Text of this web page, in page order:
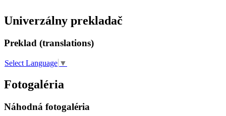
Univerzálny prekladač
Preklad (translations)
Select Language ▼
Fotogaléria
Náhodná fotogaléria